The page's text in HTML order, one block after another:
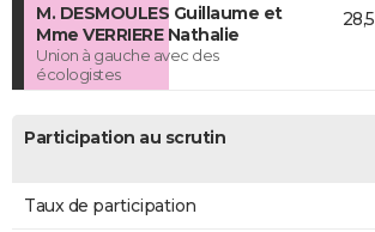
M. DESMOULES Guillaume et
Mme VERRIERE Nathalie
Union à gauche avec des
écologistes
Participation au scrutin
Taux de participation